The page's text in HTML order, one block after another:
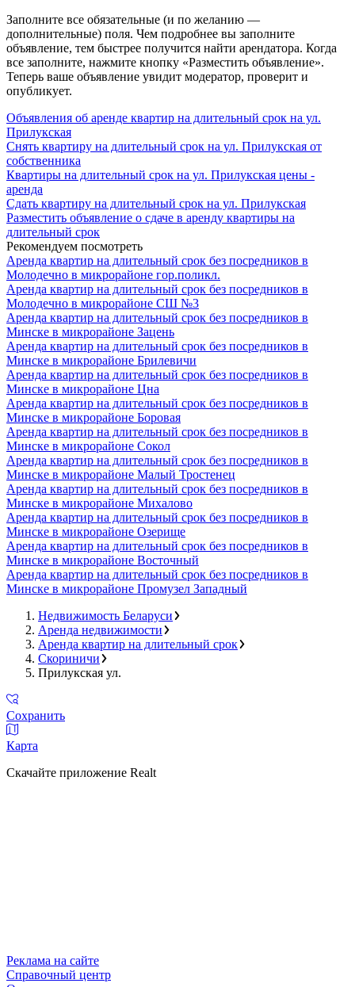
Заполните все обязательные (и по желанию —
дополнительные) поля. Чем подробнее вы заполните
объявление, тем быстрее получится найти арендатора. Когда
все заполните, нажмите кнопку «Разместить объявление».
Теперь ваше объявление увидит модератор, проверит и
опубликует.
Объявления об аренде квартир на длительный срок на ул.
Прилукская
Снять квартиру на длительный срок на ул. Прилукская от
собственника
Квартиры на длительный срок на ул. Прилукская цены -
аренда
Сдать квартиру на длительный срок на ул. Прилукская
Разместить объявление о сдаче в аренду квартиры на
длительный срок
Рекомендуем посмотреть
Аренда квартир на длительный срок без посредников в
Молодечно в микрорайоне гор.поликл.
Аренда квартир на длительный срок без посредников в
Молодечно в микрорайоне СШ №3
Аренда квартир на длительный срок без посредников в
Минске в микрорайоне Зацень
Аренда квартир на длительный срок без посредников в
Минске в микрорайоне Брилевичи
Аренда квартир на длительный срок без посредников в
Минске в микрорайоне Цна
Аренда квартир на длительный срок без посредников в
Минске в микрорайоне Боровая
Аренда квартир на длительный срок без посредников в
Минске в микрорайоне Сокол
Аренда квартир на длительный срок без посредников в
Минске в микрорайоне Малый Тростенец
Аренда квартир на длительный срок без посредников в
Минске в микрорайоне Михалово
Аренда квартир на длительный срок без посредников в
Минске в микрорайоне Озерище
Аренда квартир на длительный срок без посредников в
Минске в микрорайоне Восточный
Аренда квартир на длительный срок без посредников в
Минске в микрорайоне Промузел Западный
Недвижимость Беларуси
Аренда недвижимости
Аренда квартир на длительный срок
Скориничи
Прилукская ул.
Сохранить
Карта
Скачайте приложение Realt
Реклама на сайте
Справочный центр